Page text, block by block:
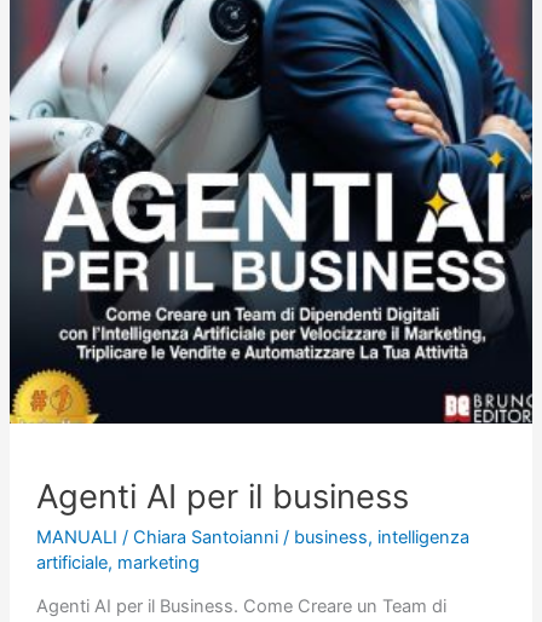
Agenti AI per il business
MANUALI / Chiara Santoianni / business, intelligenza
artificiale, marketing
Agenti AI per il Business. Come Creare un Team di